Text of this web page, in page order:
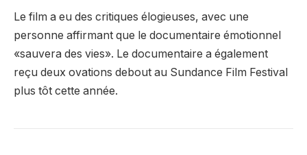
Le film a eu des critiques élogieuses, avec une
personne affirmant que le documentaire émotionnel
«sauvera des vies». Le documentaire a également
reçu deux ovations debout au Sundance Film Festival
plus tôt cette année.